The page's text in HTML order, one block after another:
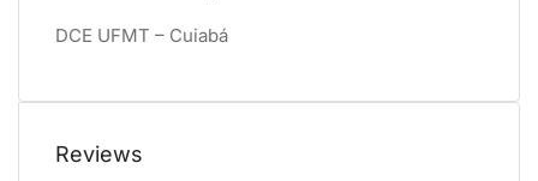
DCE UFMT – Cuiabá
Reviews